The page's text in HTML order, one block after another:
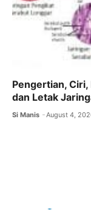
Pengertian,
dan Letak
Si Manis August 4,